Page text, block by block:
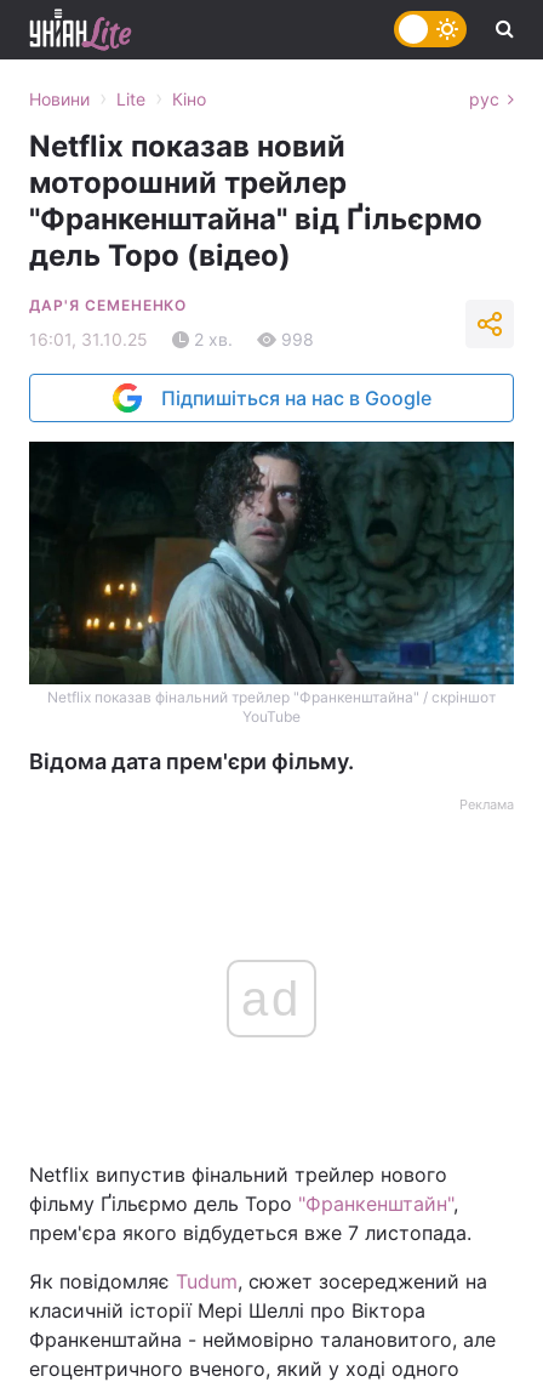
Головна Війна
Україна Політика
Економіка
Спорт Наука
Новини › Lite › Кіно рус
Netflix показав новий
моторошний трейлер
"Франкенштайна" від Ґільєрмо
дель Торо (відео)
ДАР'Я СЕМЕНЕНКО
16:01, 31.10.25 2 хв. 998
Підпишіться на нас в Google
Netflix показав фінальний трейлер "Франкенштайна" / скріншот
YouTube
Відома дата прем'єри фільму.
Реклама
ad
Netflix випустив фінальний трейлер нового
фільму Ґільєрмо дель Торо "Франкенштайн",
прем'єра якого відбудеться вже 7 листопада.
Як повідомляє Tudum, сюжет зосереджений на
класичній історії Мері Шеллі про Віктора
Франкенштайна - неймовірно талановитого, але
егоцентричного вченого, який у ході одного